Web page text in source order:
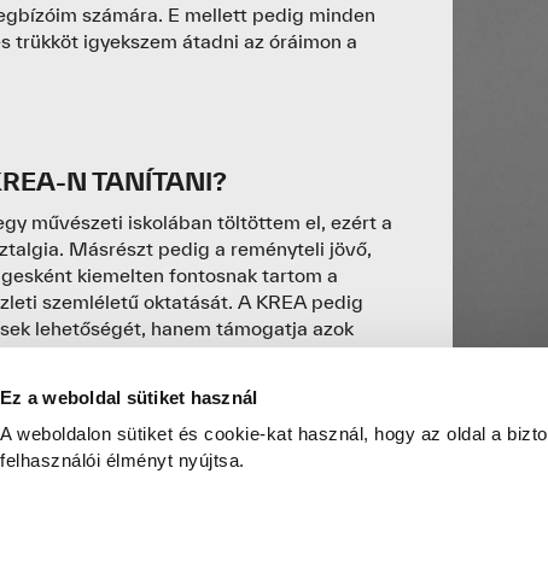
Ez a weboldal sütiket használ
A weboldalon sütiket és cookie-kat használ, hogy az oldal a
felhasználói élményt nyújtsa.
számára. E mellett pedig minden
trükköt igyekszem átadni az óráimon a
N TANÍTANI?
művészeti iskolában töltöttem el, ezért a
Másrészt pedig a reményteli jövő,
kiemelten fontosnak tartom a
szemléletű oktatását. A KREA pedig
lehetőségét, hanem támogatja azok
a jövő kihívásaira is gondolva.
SZÁMODRA MI A
szemléletmód, hiszen nem csak egy
el, hanem egy komplex folyamatot
kritikus gondolkodás, ami leginkább a